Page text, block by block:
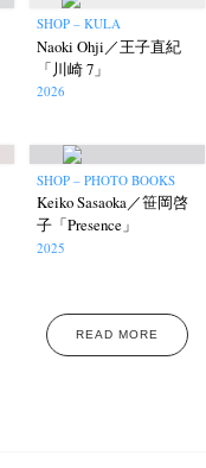
SHOP – KULA
Naoki Ohji／王子直紀
「川崎 7」
2026
SHOP – PHOTO BOOKS
Keiko Sasaoka／笹岡啓
子「Presence」
2025
READ MORE